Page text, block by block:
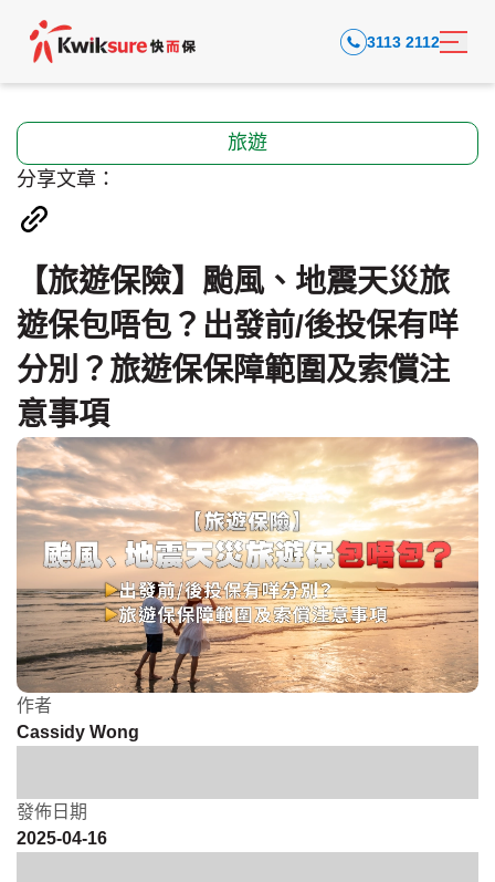
3113 2112
旅遊
分享文章：
【旅遊保險】颱風、地震天災旅
遊保包唔包？出發前/後投保有咩
分別？旅遊保保障範圍及索償注
意事項
作者
Cassidy Wong
發佈日期
2025-04-16